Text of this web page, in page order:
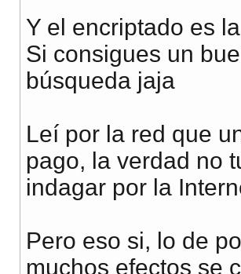
Y el encriptado es
Si consigues un
búsqueda jaja
Leí por la red que
pago, la verdad no
indagar por la
Pero eso si, lo de
muchos efectos se